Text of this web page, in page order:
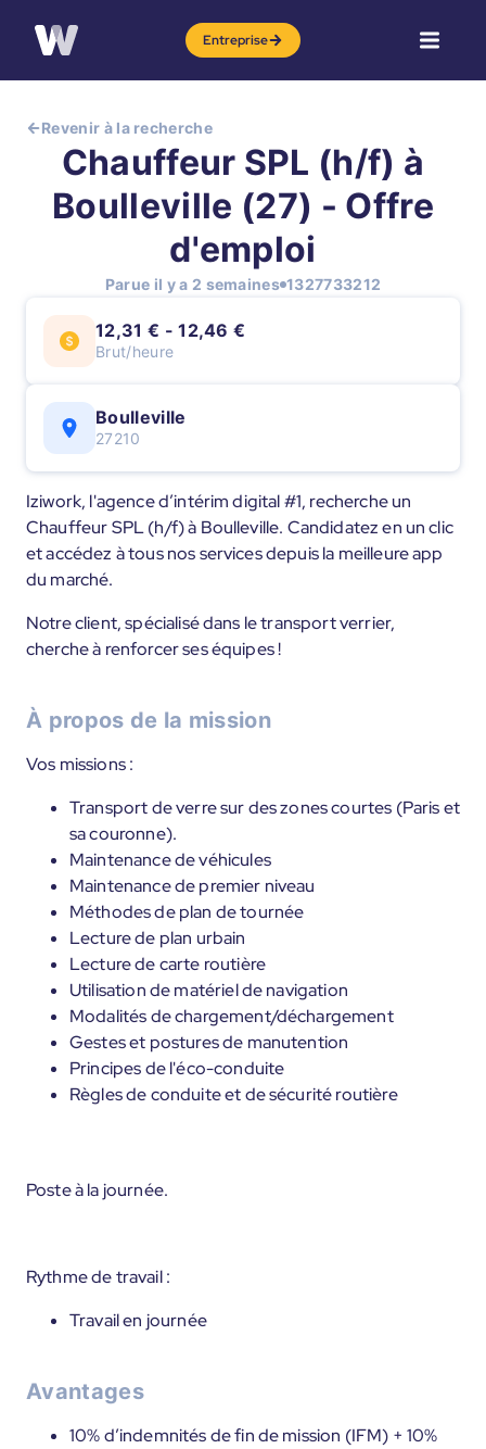
Entreprise
Revenir à la recherche
Chauffeur SPL (h/f) à
Boulleville (27) - Offre
d'emploi
Parue il y a 2 semaines 1327733212
12,31 € - 12,46 €
Brut/heure
Boulleville
27210
Iziwork, l'agence d’intérim digital #1, recherche un
Chauffeur SPL (h/f) à Boulleville. Candidatez en un clic
et accédez à tous nos services depuis la meilleure app
du marché.
Notre client, spécialisé dans le transport verrier,
cherche à renforcer ses équipes !
À propos de la mission
Vos missions :
Transport de verre sur des zones courtes (Paris et
sa couronne).
Maintenance de véhicules
Maintenance de premier niveau
Méthodes de plan de tournée
Lecture de plan urbain
Lecture de carte routière
Utilisation de matériel de navigation
Modalités de chargement/déchargement
Gestes et postures de manutention
Principes de l'éco-conduite
Règles de conduite et de sécurité routière
Poste à la journée.
Rythme de travail :
Travail en journée
Avantages
10% d’indemnités de fin de mission (IFM) + 10%